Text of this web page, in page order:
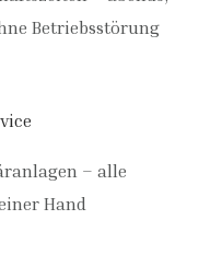
Betriebsstörung
– alle
Hand